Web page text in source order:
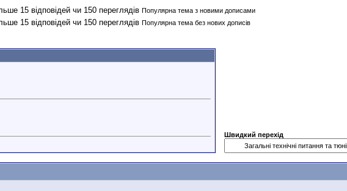
Популярна тема з новими дописами
Популярна тема без нових дописів
Швидкий перехід